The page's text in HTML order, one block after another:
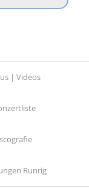
| Videos
Runrig